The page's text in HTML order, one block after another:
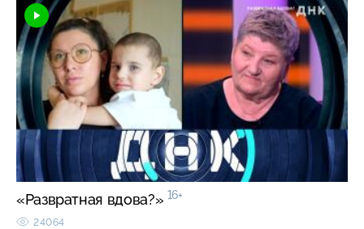
«Развратная вдова?» 16+
24064